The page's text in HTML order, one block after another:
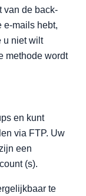
van de back-
e-mails hebt,
u niet wilt
methode wordt
en kunt
via FTP. Uw
een
(s).
te